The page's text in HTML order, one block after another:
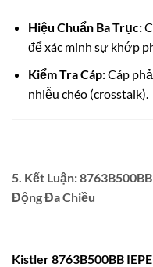
Hiệu Chuẩn Ba Trục:
để xác minh sự khớp
Kiểm Tra Cáp:Cáp
nhiễu chéo (crosstalk).
5. Kết Luận:
Động Đa Chiều
Kistler 8763B500BB